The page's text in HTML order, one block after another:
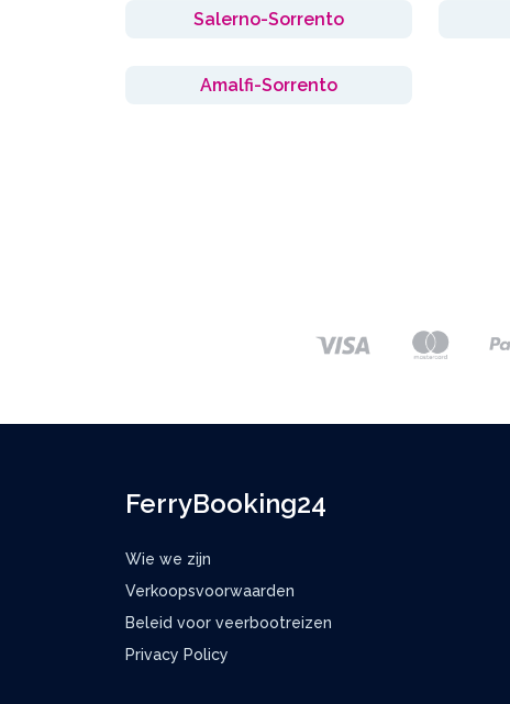
Salerno-Sorrento
Amalfi-Sorrento
FerryBooking24
Wie we zijn
Verkoopsvoorwaarden
Beleid voor veerbootreizen
Privacy Policy